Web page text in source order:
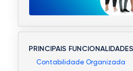
PRINCIPAIS FUNCIONALIDADES
Contabilidade Organizada